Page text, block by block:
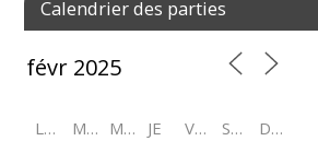
Calendrier des parties
LU MA ME JE VE SA DI